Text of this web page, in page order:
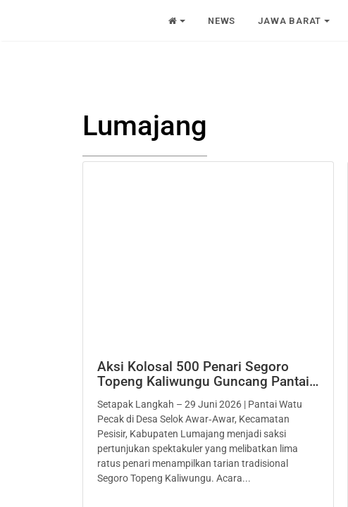
NEWS JAWA BARAT
Lumajang
Aksi Kolosal 500 Penari Segoro
Topeng Kaliwungu Guncang Pantai…
Setapak Langkah – 29 Juni 2026 | Pantai Watu
Pecak di Desa Selok Awar‑Awar, Kecamatan
Pesisir, Kabupaten Lumajang menjadi saksi
pertunjukan spektakuler yang melibatkan lima
ratus penari menampilkan tarian tradisional
Segoro Topeng Kaliwungu. Acara...